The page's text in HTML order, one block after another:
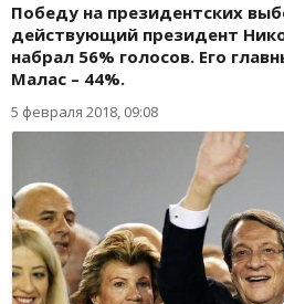
Победу на президентских
действующий президент
набрал 56% голосов. Его
Малас – 44%.
5 февраля 2018, 09:08